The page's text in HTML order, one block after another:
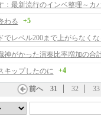
：最新流行のインベ整理～カ
わる
+5
キップしたのに +4
前へ 31 32 33